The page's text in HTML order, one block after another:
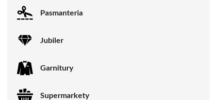
Pasmanteria
Jubiler
Garnitury
Supermarkety